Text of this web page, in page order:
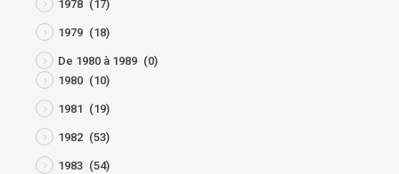
1978 (17)
1979 (18)
De 1980 à 1989 (0)
1980 (10)
1981 (19)
1982 (53)
1983 (54)